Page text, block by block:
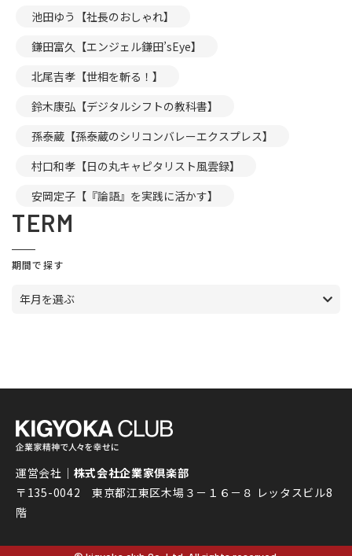
池田ゆう【社長のおしゃれ】
鎌田富久【エンジェル鎌田’sEye】
北尾吉孝【世相を斬る！】
鈴木康弘【デジタルシフトの教科書】
孫泰蔵【孫泰蔵のシリコンバレーエクスプレス】
村口和孝【日の丸キャピタリスト風雲録】
安岡定子【『論語』を実践に活かす】
TERM
期間で探す
年月を選ぶ
運営会社｜ 株式会社企業家倶楽部
〒135-0042 東京都江東区木場３－１６－８ レッタスビル8
階